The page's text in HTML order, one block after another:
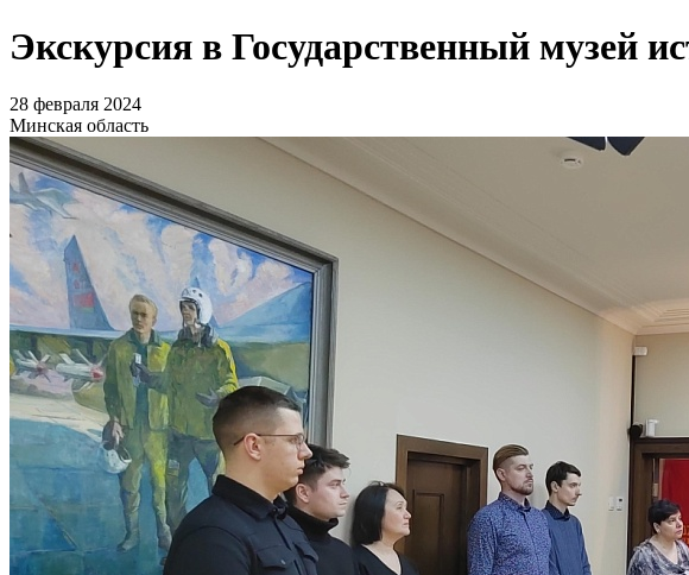
Экскурсия в Государственный музей
28 февраля 2024
Минская область